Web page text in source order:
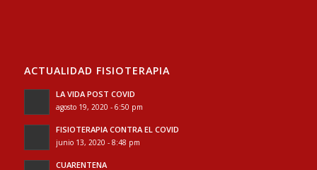
ACTUALIDAD FISIOTERAPIA
LA VIDA POST COVID
agosto 19, 2020 - 6:50 pm
FISIOTERAPIA CONTRA EL COVID
junio 13, 2020 - 8:48 pm
CUARENTENA